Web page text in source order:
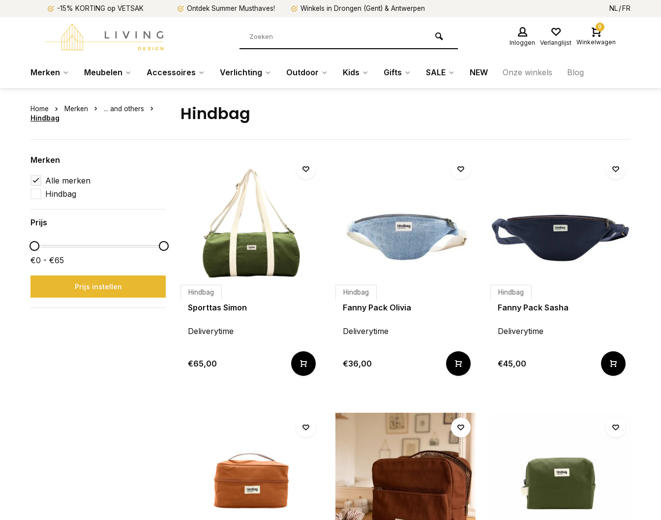
-15% KORTING op VETSAK Ontdek Summer Musthaves! Winkels in Drongen (Gent) & Antwerpen NL FR
Inloggen Verlanglijst
0
Winkelwagen
Merken Meubelen Accessoires Verlichting Outdoor Kids Gifts SALE NEW Onze winkels Blog
Home Merken
... and others
Hindbag
Hindbag
Merken
Alle merken
Hindbag
Prijs
€0 - €65
Prijs instellen
Hindbag
Sporttas Simon
Deliverytime
€65,00
Hindbag
Fanny Pack Olivia
Deliverytime
€36,00
Hindbag
Fanny Pack Sasha
Deliverytime
€45,00